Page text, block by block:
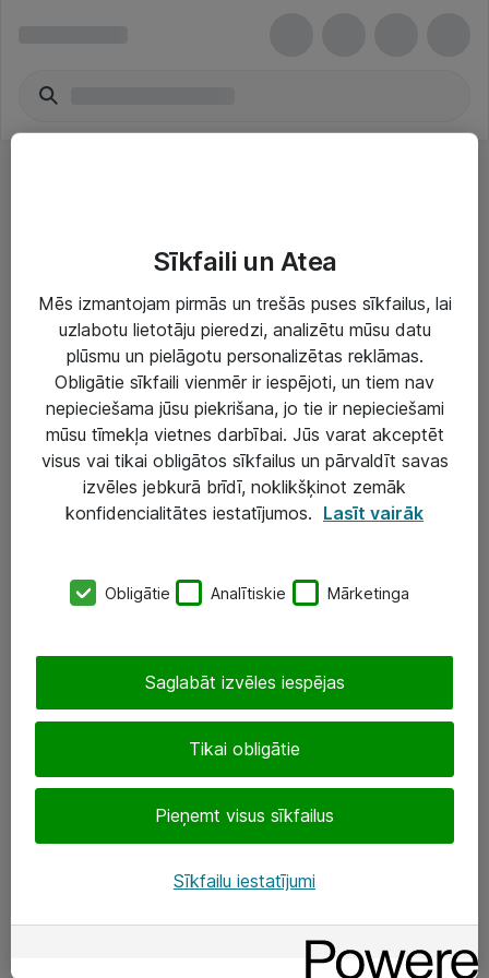
Risinājumi & Pakalpojumi
IT serviss un atbalsts
IT infrastruktūra
Darba vietu IT risinājumi
SIA „ATEA”
+(371) 67 81 90 50
eShop@atea.lv
Sekojiet mums
Sīkfaili un Atea
Mēs izmantojam pirmās un trešās puses sīkfailus, lai
uzlabotu lietotāju pieredzi, analizētu mūsu datu
plūsmu un pielāgotu personalizētas reklāmas.
Obligātie sīkfaili vienmēr ir iespējoti, un tiem nav
nepieciešama jūsu piekrišana, jo tie ir nepieciešami
mūsu tīmekļa vietnes darbībai. Jūs varat akceptēt
visus vai tikai obligātos sīkfailus un pārvaldīt savas
izvēles jebkurā brīdī, noklikšķinot zemāk
konfidencialitātes iestatījumos. Lasīt vairāk
Obligātie Analītiskie Mārketinga
Tikai obligātie
Pieņemt visus sīkfailus
Saglabāt izvēles iespējas
Sīkfailu iestatījumi